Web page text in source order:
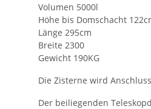
Volumen 5000l
Höhe bis Domschacht
Länge 295cm
Breite 2300
Gewicht 190KG
Die Zisterne wird
Der beiliegenden